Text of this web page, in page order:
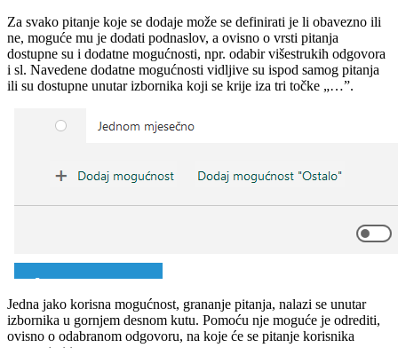
Za svako pitanje koje se dodaje može se definirati je li obavezno ili
ne, moguće mu je dodati podnaslov, a ovisno o vrsti pitanja
dostupne su i dodatne mogućnosti, npr. odabir višestrukih odgovora
i sl. Navedene dodatne mogućnosti vidljive su ispod samog pitanja
ili su dostupne unutar izbornika koji se krije iza tri točke „…”.
Jedna jako korisna mogućnost, grananje pitanja, nalazi se unutar
izbornika u gornjem desnom kutu. Pomoću nje moguće je odrediti,
ovisno o odabranom odgovoru, na koje će se pitanje korisnika